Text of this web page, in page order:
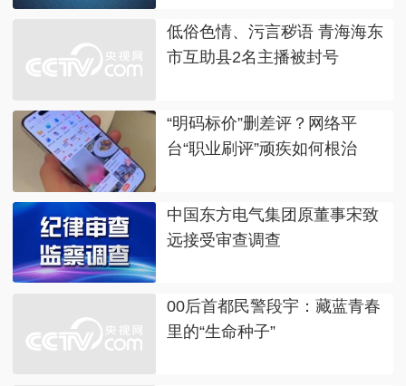
低俗色情、污言秽语 青海海东
市互助县2名主播被封号
“明码标价”删差评？网络平
台“职业刷评”顽疾如何根治
中国东方电气集团原董事宋致
远接受审查调查
00后首都民警段宇：藏蓝青春
里的“生命种子”